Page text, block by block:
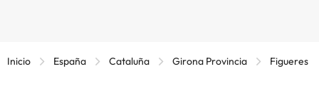
Inicio España Cataluña Girona Provincia Figueres